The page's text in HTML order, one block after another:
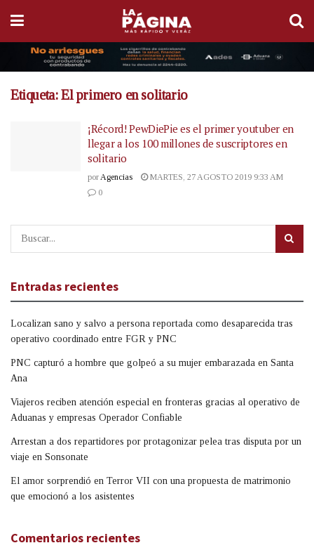
Etiqueta:El primero en solitario
¡Récord! PewDiePie es el primer youtuber en
llegar a los 100 millones de suscriptores en
solitario
por Agencias
MARTES, 27 AGOSTO 2019 9:33 AM
0
Entradas recientes
Localizan sano y salvo a persona reportada como desaparecida tras
operativo coordinado entre FGR y PNC
PNC capturó a hombre que golpeó a su mujer embarazada en Santa
Ana
Viajeros reciben atención especial en fronteras gracias al operativo de
Aduanas y empresas Operador Confiable
Arrestan a dos repartidores por protagonizar pelea tras disputa por un
viaje en Sonsonate
El amor sorprendió en Terror VII con una propuesta de matrimonio
que emocionó a los asistentes
Comentarios recientes